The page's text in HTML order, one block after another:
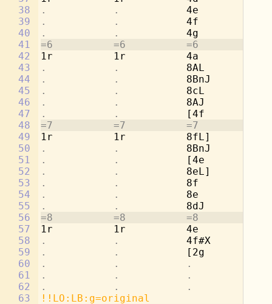
38
39
40
41
42
43
44
45
46
47
48
49
50
51
52
53
54
55
56
57
58
59
60
61
62
63
.           . 4e
.           . 4f
.           . 4g
=6          =6          =6          =6
1r          1r          4a
.           . 8AL
.           . 8BnJ
.           . 8cL         2a
.           . 8AJ
.           .
[4f
=7          =7          =7          =7
1r          1r          8fL]
.           . 8BnJ
.           .
[4e
.           . 8eL]        4a
.           . 8f
.           . 8e
.           . 8dJ
=8          =8          =8          =8
1r          1r          4e
.           . 4f#X
.           .
[2g
.           .           .
.           .           .
.           .           .
!!LO:LB:g=original